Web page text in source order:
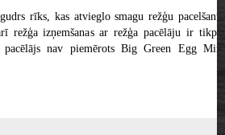
rīks, kas atvieglo smagu režģu pacelšanu,
režģa izņemšanas ar režģa pacēlāju ir tikpat
pacēlājs nav piemērots Big Green Egg Mini